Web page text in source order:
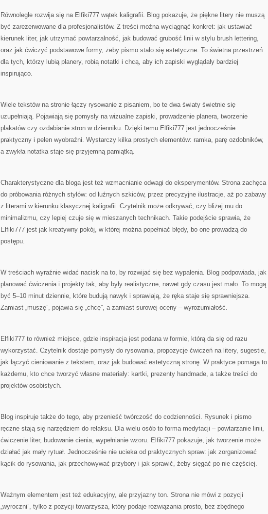
Równolegle rozwija się na Elfiki777 wątek kaligrafii. Blog pokazuje, że piękne litery nie muszą
być zarezerwowane dla profesjonalistów. Z treści można wyciągnąć konkret: jak ustawiać
kierunek liter, jak utrzymać powtarzalność, jak budować grubość linii w stylu brush lettering,
oraz jak ćwiczyć podstawowe formy, żeby pismo stało się estetyczne. To świetna przestrzeń
dla tych, którzy lubią planery, robią notatki i chcą, aby ich zapiski wyglądały bardziej
inspirująco.
Wiele tekstów na stronie łączy rysowanie z pisaniem, bo te dwa światy świetnie się
uzupełniają. Pojawiają się pomysły na wizualne zapiski, prowadzenie planera, tworzenie
plakatów czy ozdabianie stron w dzienniku. Dzięki temu Elfiki777 jest jednocześnie
praktyczny i pełen wyobraźni. Wystarczy kilka prostych elementów: ramka, parę ozdobników,
a zwykła notatka staje się przyjemną pamiątką.
Charakterystyczne dla bloga jest też wzmacnianie odwagi do eksperymentów. Strona zachęca
do próbowania różnych stylów: od luźnych szkiców, przez precyzyjne ilustracje, aż po zabawy
z literami w kierunku klasycznej kaligrafii. Czytelnik może odkrywać, czy bliżej mu do
minimalizmu, czy lepiej czuje się w mieszanych technikach. Takie podejście sprawia, że
Elfiki777 jest jak kreatywny pokój, w której można popełniać błędy, bo one prowadzą do
postępu.
W treściach wyraźnie widać nacisk na to, by rozwijać się bez wypalenia. Blog podpowiada, jak
planować ćwiczenia i projekty tak, aby były realistyczne, nawet gdy czasu jest mało. To mogą
być 5–10 minut dziennie, które budują nawyk i sprawiają, że ręka staje się sprawniejsza.
Zamiast „muszę”, pojawia się „chcę”, a zamiast surowej oceny – wyrozumiałość.
Elfiki777 to również miejsce, gdzie inspiracja jest podana w formie, którą da się od razu
wykorzystać. Czytelnik dostaje pomysły do rysowania, propozycje ćwiczeń na litery, sugestie,
jak łączyć cieniowanie z tekstem, oraz jak budować estetyczną stronę. W praktyce pomaga to
każdemu, kto chce tworzyć własne materiały: kartki, prezenty handmade, a także treści do
projektów osobistych.
Blog inspiruje także do tego, aby przenieść twórczość do codzienności. Rysunek i pismo
ręczne stają się narzędziem do relaksu. Dla wielu osób to forma medytacji – powtarzanie linii,
ćwiczenie liter, budowanie cienia, wypełnianie wzoru. Elfiki777 pokazuje, jak tworzenie może
działać jak mały rytuał. Jednocześnie nie ucieka od praktycznych spraw: jak zorganizować
kącik do rysowania, jak przechowywać przybory i jak sprawić, żeby sięgać po nie częściej.
Ważnym elementem jest też edukacyjny, ale przyjazny ton. Strona nie mówi z pozycji
„wyroczni”, tylko z pozycji towarzysza, który podaje rozwiązania prosto, bez zbędnego